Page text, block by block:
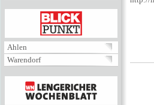
BLICKPUNKT
Ahlen
Warendorf
MENÜ